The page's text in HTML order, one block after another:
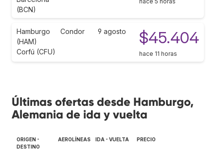
(BCN)
Hamburgo
(HAM)
Corfú (CFU)
Condor 9 agosto $45.404
hace 11 horas
Últimas ofertas desde Hamburgo,
Alemania de ida y vuelta
ORIGEN -
DESTINO
AEROLÍNEAS IDA - VUELTA PRECIO